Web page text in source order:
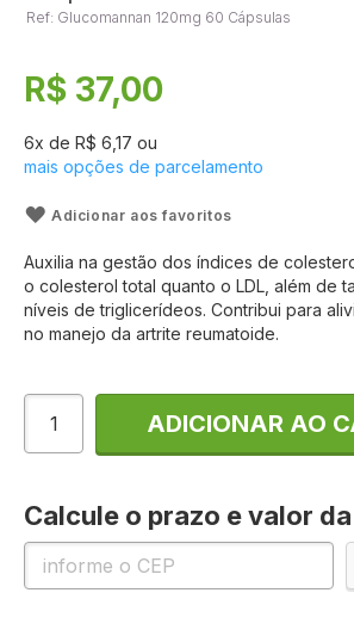
da
de
imagens
Ref: Glucomannan 120mg 60 Cápsulas
R$ 37,00
6x de R$ 6,17 ou
mais opções de parcelamento
Adicionar aos favoritos
Auxilia na gestão dos índices de
o colesterol total quanto o LDL, além de
níveis de triglicerídeos. Contribui para
no manejo da artrite reumatoide.
ADICIONAR AO
Calcule o prazo e valor